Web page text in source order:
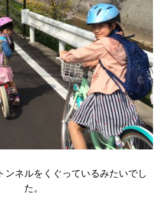
ンネルをくぐっているみたいでし
た。